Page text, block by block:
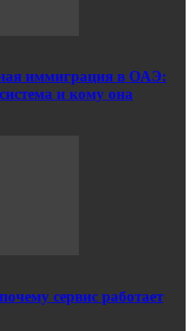
иммиграция в ОАЭ:
и кому она
сервис работает